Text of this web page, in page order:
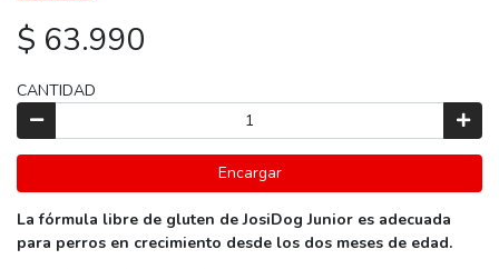
$ 63.990
CANTIDAD
Encargar
La fórmula libre de gluten de JosiDog Junior es adecuada
para perros en crecimiento desde los dos meses de edad.